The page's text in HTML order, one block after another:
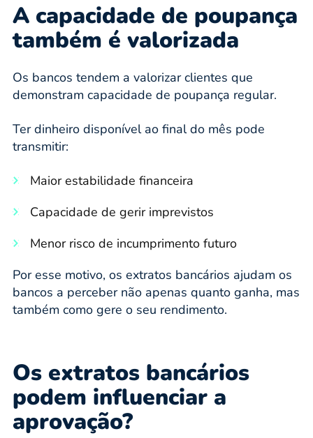
A capacidade de poupança
também é valorizada
Os bancos tendem a valorizar clientes que
demonstram capacidade de poupança regular.
Ter dinheiro disponível ao final do mês pode
transmitir:
Maior estabilidade financeira
Capacidade de gerir imprevistos
Menor risco de incumprimento futuro
Por esse motivo, os extratos bancários ajudam os
bancos a perceber não apenas quanto ganha, mas
também como gere o seu rendimento.
Os extratos bancários
podem influenciar a
aprovação?